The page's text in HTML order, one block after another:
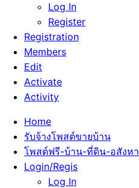
Log In
Register
Registration
Members
Edit
Activate
Activity
Home
รับจ้างโพสต์ขายบ้าน
โพสต์ฟรี-บ้าน-ที่ดิน-อสังหา
Login/Regis
Log In